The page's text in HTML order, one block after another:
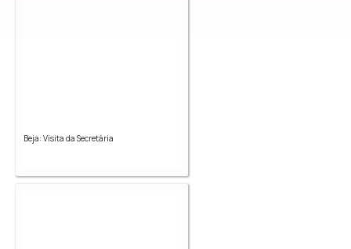
Beja: Visita da Secretária